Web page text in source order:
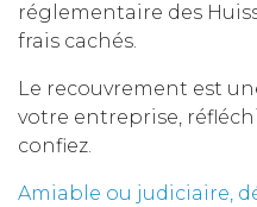
réglementaire des
frais cachés.
Le recouvrement est
votre entreprise,
confiez.
Amiable ou judiciaire,